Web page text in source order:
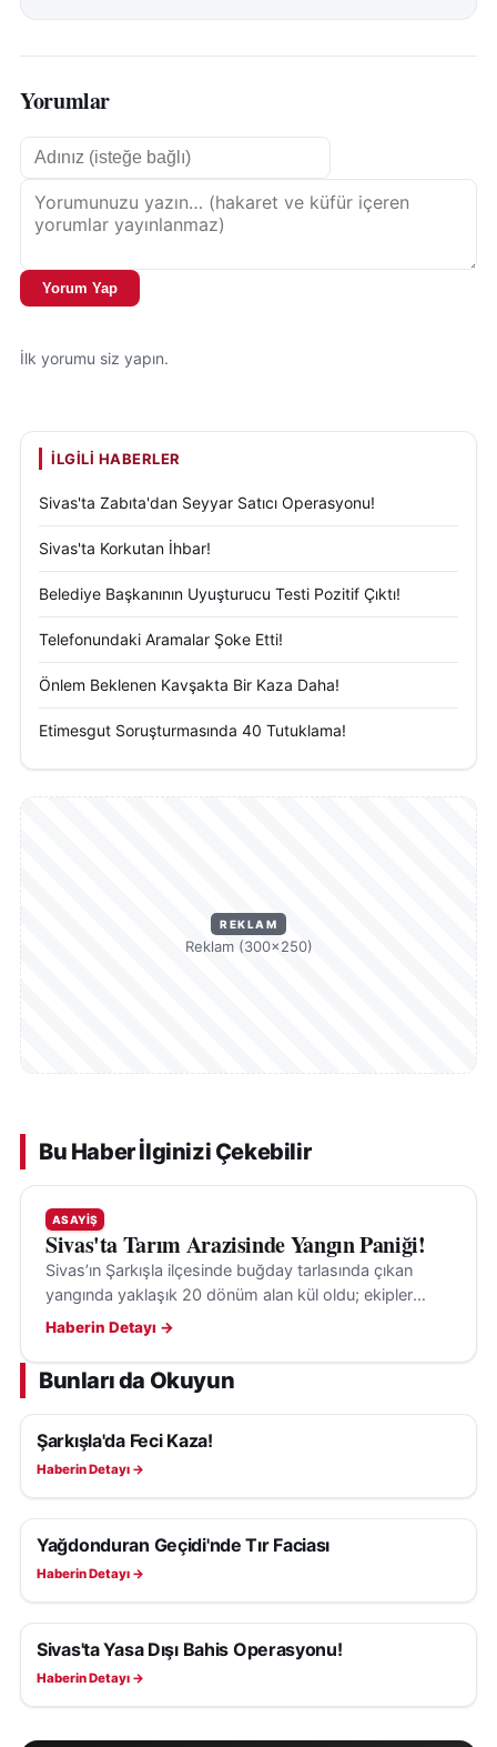
Yorumlar
Yorum Yap
İlk yorumu siz yapın.
İLGILI HABERLER
Sivas'ta Zabıta'dan Seyyar Satıcı Operasyonu!
Sivas'ta Korkutan İhbar!
Belediye Başkanının Uyuşturucu Testi Pozitif Çıktı!
Telefonundaki Aramalar Şoke Etti!
Önlem Beklenen Kavşakta Bir Kaza Daha!
Etimesgut Soruşturmasında 40 Tutuklama!
REKLAM
Reklam (300×250)
Bu Haber İlginizi Çekebilir
ASAYIŞ
Sivas'ta Tarım Arazisinde Yangın Paniği!
Sivas’ın Şarkışla ilçesinde buğday tarlasında çıkan
yangında yaklaşık 20 dönüm alan kül oldu; ekipler
alevleri söndürdü. Nedeni bilinmiyor ve inceleme
Haberin Detayı →
Bunları da Okuyun
ASAYIŞ
Şarkışla'da Feci Kaza!
Haberin Detayı →
ASAYIŞ
Yağdonduran Geçidi'nde Tır Faciası
Haberin Detayı →
ASAYIŞ
Sivas'ta Yasa Dışı Bahis Operasyonu!
Haberin Detayı →